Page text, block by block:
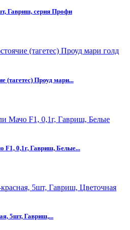
Гавриш, серия Профи
(тагетес) Проуд мари...
F1, 0,1г, Гавриш, Белые...
5шт, Гавриш,...